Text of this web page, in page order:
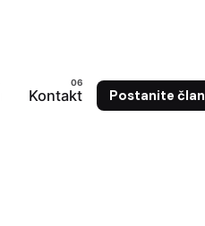
Kontakt Postanite član